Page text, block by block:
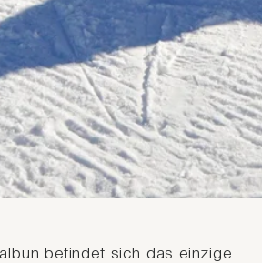
– Das Skigebiet
befindet sich das einzige